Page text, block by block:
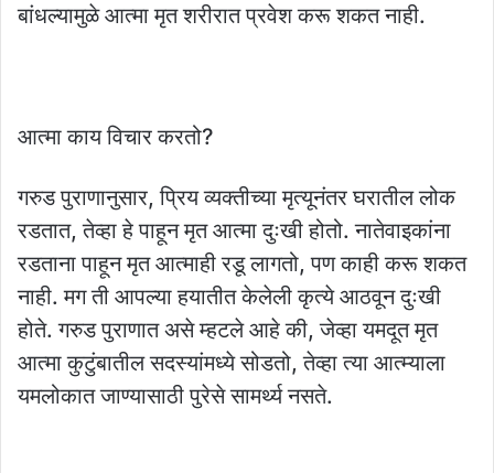
बांधल्यामुळे आत्मा मृत शरीरात प्रवेश करू शकत नाही.
आत्मा काय विचार करतो?
गरुड पुराणानुसार, प्रिय व्यक्तीच्या मृत्यूनंतर घरातील लोक
रडतात, तेव्हा हे पाहून मृत आत्मा दुःखी होतो. नातेवाइकांना
रडताना पाहून मृत आत्माही रडू लागतो, पण काही करू शकत
नाही. मग ती आपल्या हयातीत केलेली कृत्ये आठवून दुःखी
होते. गरुड पुराणात असे म्हटले आहे की, जेव्हा यमदूत मृत
आत्मा कुटुंबातील सदस्यांमध्ये सोडतो, तेव्हा त्या आत्म्याला
यमलोकात जाण्यासाठी पुरेसे सामर्थ्य नसते.